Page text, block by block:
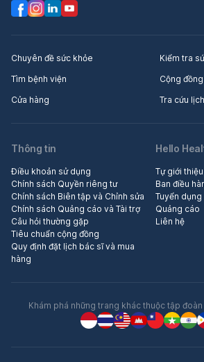
Chuyên đề sức khỏe
Kiểm tra
Tìm bệnh viện
Cộng đồng
Cửa hàng
Tra cứu
Thông tin
Điều khoản sử dụng
Chính sách Quyền riêng tư
Chính sách Biên tập và Chỉnh sửa
Chính sách Quảng cáo và Tài trợ
Câu hỏi thường gặp
Tiêu chuẩn cộng đồng
Quy định đặt lịch bác sĩ và mua
hàng
Hello
Tự giới thiệu
Ban điều
Tuyển dụng
Quảng cáo
Liên hệ
Khám phá những trang khác thuộc tập